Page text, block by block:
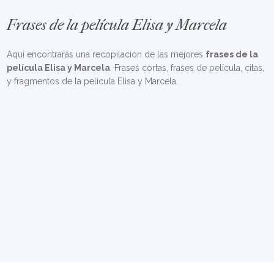
Frases de la película Elisa y Marcela
Aquí encontrarás una recopilación de las mejores frases de la
película Elisa y Marcela . Frases cortas, frases de película, citas,
y fragmentos de la película Elisa y Marcela.